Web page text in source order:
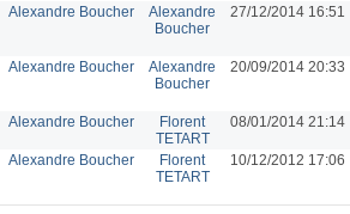
Alexandre Boucher
Alexandre
Boucher
27/12/2014 16:51
Alexandre Boucher
Alexandre
Boucher
20/09/2014 20:33
Alexandre Boucher
Florent
TETART
08/01/2014 21:14
Alexandre Boucher
Florent
TETART
10/12/2012 17:06